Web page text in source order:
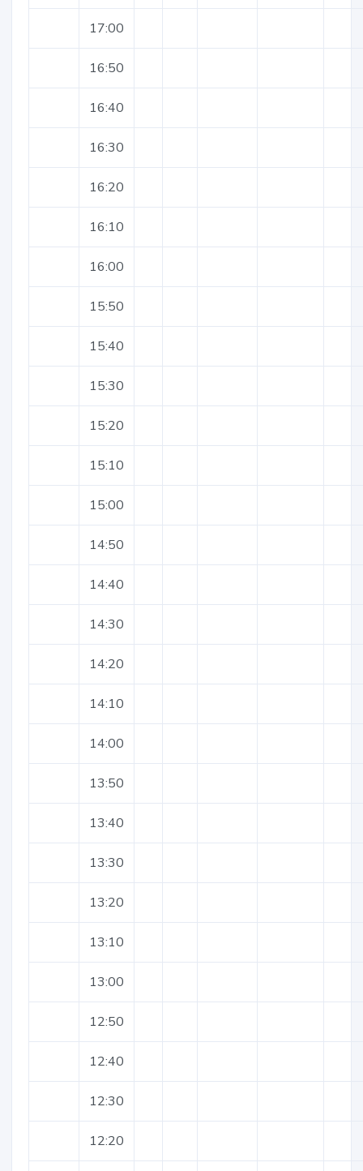
17:00
16:50
16:40
16:30
16:20
16:10
16:00
15:50
15:40
15:30
15:20
15:10
15:00
14:50
14:40
14:30
14:20
14:10
14:00
13:50
13:40
13:30
13:20
13:10
13:00
12:50
12:40
12:30
12:20